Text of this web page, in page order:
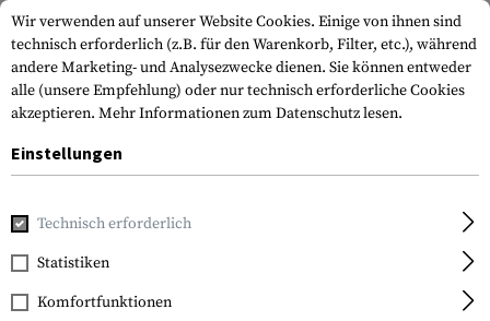
Home Outdoor & Survival
SOG Knives
PowerLock EOD
Wir verwenden auf unserer Website Cookies. Einige von ihnen sind
technisch erforderlich (z.B. für den Warenkorb, Filter, etc.), während
andere Marketing- und Analysezwecke dienen. Sie können entweder
alle (unsere Empfehlung) oder nur technisch erforderliche Cookies
akzeptieren. Mehr Informationen zum Datenschutz lesen.
Einstellungen
Technisch erforderlich
Statistiken
Komfortfunktionen